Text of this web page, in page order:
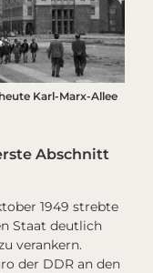
Karl-Marx-Allee
Abschnitt
1949 strebte
Staat deutlich
verankern.
der DDR an den